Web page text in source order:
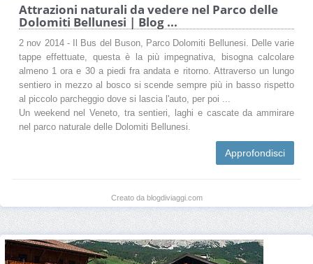
Attrazioni naturali da vedere nel Parco delle
Dolomiti Bellunesi | Blog ...
2 nov 2014 - Il Bus del Buson, Parco Dolomiti Bellunesi. Delle varie
tappe effettuate, questa è la più impegnativa, bisogna calcolare
almeno 1 ora e 30 a piedi fra andata e ritorno. Attraverso un lungo
sentiero in mezzo al bosco si scende sempre più in basso rispetto
al piccolo parcheggio dove si lascia l'auto, per poi ...
Un weekend nel Veneto, tra sentieri, laghi e cascate da ammirare
nel parco naturale delle Dolomiti Bellunesi.
Approfondisci
Creato da blogdiviaggi.com